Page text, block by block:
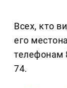
Всех, кто
его
телефонам
74.